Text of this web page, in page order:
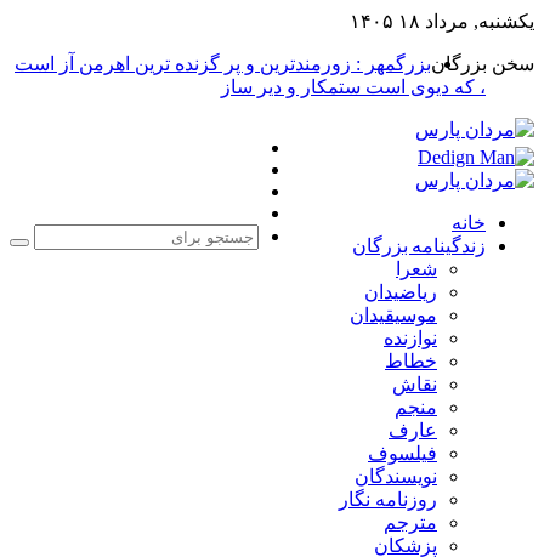
یکشنبه, مرداد ۱۸ ۱۴۰۵
سخن بزرگانبزرگمهر : زورمندترین و پر گزنده ترین اهرمن آز است
، که دیوی است ستمکار و دیر ساز
خانه
زندگینامه بزرگان
شعرا
ریاضیدان
موسیقیدان
نوازنده
خطاط
نقاش
منجم
عارف
فیلسوف
نویسندگان
روزنامه نگار
مترجم
پزشکان